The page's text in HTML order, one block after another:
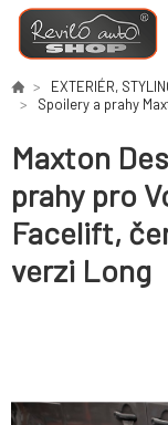
EXTERIÉR,
Spoilery a prahy
Maxton
prahy pro
Facelift,
verzi Long